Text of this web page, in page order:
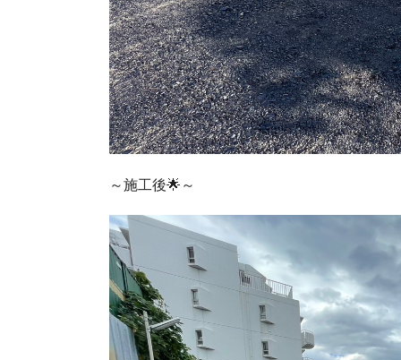
～施工後🌟～